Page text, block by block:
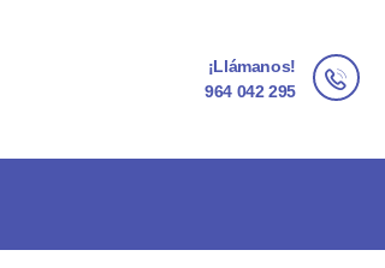
¡Llámanos!
964 042 295
CENTRO IMPALA